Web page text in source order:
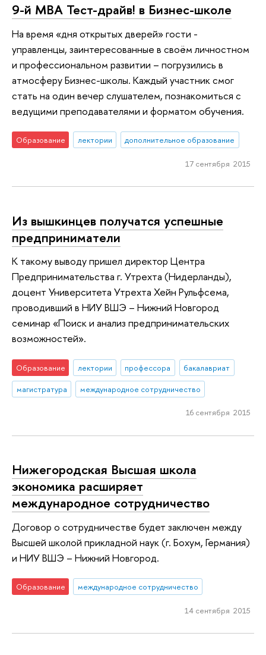
9-й МВА Тест-драйв! в Бизнес-школе
На время «дня открытых дверей» гости -
управленцы, заинтересованные в своём личностном
и профессиональном развитии – погрузились в
атмосферу Бизнес-школы. Каждый участник смог
стать на один вечер слушателем, познакомиться с
ведущими преподавателями и форматом обучения.
Образование лектории дополнительное образование
17 сентября 2015
Из вышкинцев получатся успешные
предприниматели
К такому выводу пришел директор Центра
Предпринимательства г. Утрехта (Нидерланды),
доцент Университета Утрехта Хейн Рульфсема,
проводивший в НИУ ВШЭ – Нижний Новгород
семинар «Поиск и анализ предпринимательских
возможностей».
Образование лектории профессора
бакалавриат
магистратура
международное сотрудничество
16 сентября 2015
Нижегородская Высшая школа
экономика расширяет
международное сотрудничество
Договор о сотрудничестве будет заключен между
Высшей школой прикладной наук (г. Бохум, Германия)
и НИУ ВШЭ – Нижний Новгород.
Образование международное сотрудничество
14 сентября 2015